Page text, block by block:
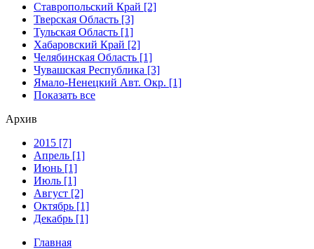
Ставропольский Край [2]
Тверская Область [3]
Тульская Область [1]
Хабаровский Край [2]
Челябинская Область [1]
Чувашская Республика [3]
Ямало-Ненецкий Авт. Окр. [1]
Показать все
Архив
2015 [7]
Апрель [1]
Июнь [1]
Июль [1]
Август [2]
Октябрь [1]
Декабрь [1]
Главная